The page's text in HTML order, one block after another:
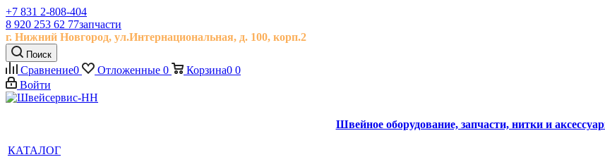
+7 831 2-808-404
8 920 253 62 77запчасти
г. Нижний Новгород, ул.Интернациональная, д. 100, корп.2
Поиск
Сравнение0 Отложенные 0 Корзина0 0
Войти
Швейное оборудование, запчасти, нитки и
КАТАЛОГ